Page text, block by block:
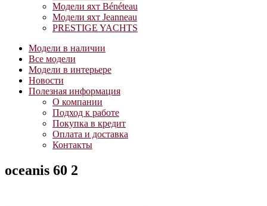
Модели яхт Bénéteau
Модели яхт Jeanneau
PRESTIGE YACHTS
Модели в наличии
Все модели
Модели в интерьере
Новости
Полезная информация
О компании
Подход к работе
Покупка в кредит
Оплата и доставка
Контакты
oceanis 60 2